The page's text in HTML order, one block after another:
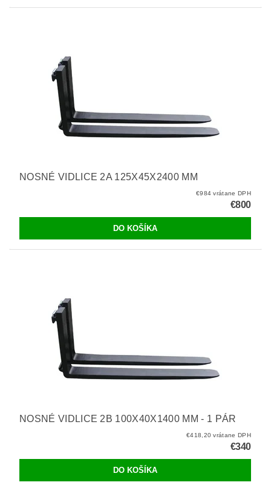
NOSNÉ VIDLICE 2A 125X45X2400 MM
€984 vrátane DPH
€800
NOSNÉ VIDLICE 2B 100X40X1400 MM - 1 PÁR
€418,20 vrátane DPH
€340